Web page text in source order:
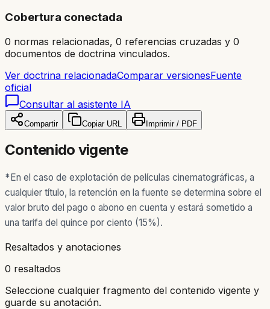
Cobertura conectada
0 normas relacionadas, 0 referencias cruzadas y 0
documentos de doctrina vinculados.
Ver doctrina relacionadaComparar versionesFuente
oficial
Consultar al asistente IA
Compartir Copiar URL Imprimir / PDF
Contenido vigente
*En el caso de explotación de películas cinematográficas, a
cualquier título, la retención en la fuente se determina sobre el
valor bruto del pago o abono en cuenta y estará sometido a
una tarifa del quince por ciento (15%).
Resaltados y anotaciones
0 resaltados
Seleccione cualquier fragmento del contenido vigente y
guarde su anotación.